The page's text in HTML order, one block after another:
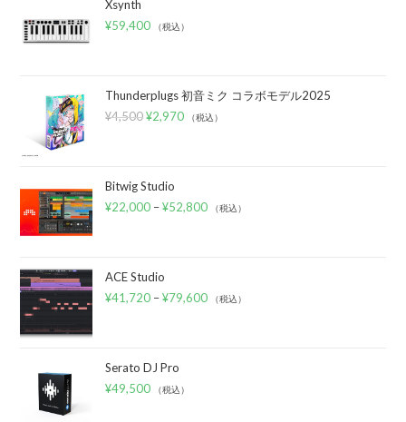
Xsynth
¥59,400 （税込）
Thunderplugs 初音ミク コラボモデル2025
¥4,500 ¥2,970 （税込）
Bitwig Studio
¥22,000 –¥52,800 （税込）
ACE Studio
¥41,720 –¥79,600 （税込）
Serato DJ Pro
¥49,500 （税込）